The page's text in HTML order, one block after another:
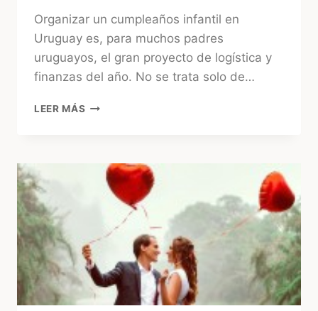
Organizar un cumpleaños infantil en
Uruguay es, para muchos padres
uruguayos, el gran proyecto de logística y
finanzas del año. No se trata solo de…
LEER MÁS ¿CUÁNTO
INFANTIL
URUGUAY
2026